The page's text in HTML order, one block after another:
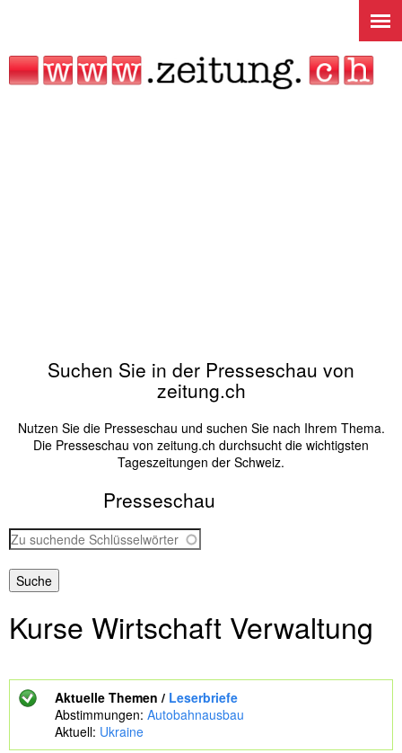
Suchen Sie in der Presseschau von
zeitung.ch
Nutzen Sie die Presseschau und suchen Sie nach Ihrem Thema.
Die Presseschau von zeitung.ch durchsucht die wichtigsten
Tageszeitungen der Schweiz.
Presseschau
Z
u
s
u
h
eKurse Wirtschaft Verwaltung
Aktuelle Themen / Leserbriefe
Abstimmungen: Autobahnausbau
Aktuell: Ukraine